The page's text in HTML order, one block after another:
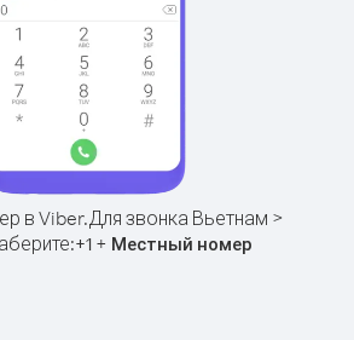
в Viber.Для звонка Вьетнам >
+1 + Местный номер